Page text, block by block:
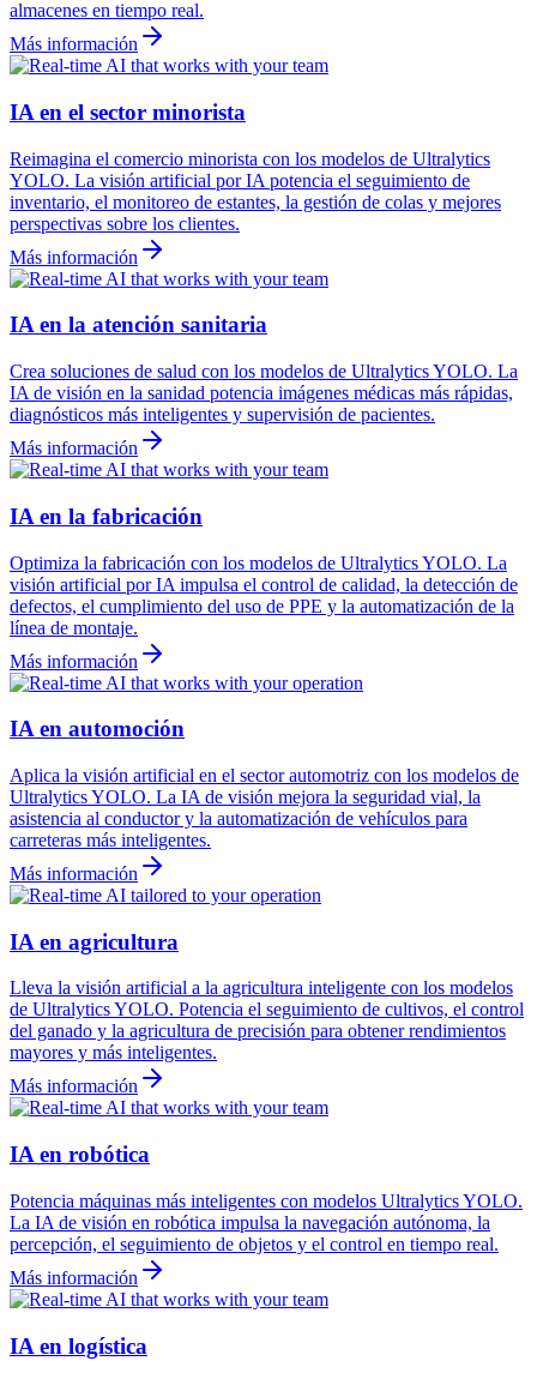
almacenes en tiempo real.
Más información
IA en el sector minorista
Reimagina el comercio minorista con los modelos de Ultralytics
YOLO. La visión artificial por IA potencia el seguimiento de
inventario, el monitoreo de estantes, la gestión de colas y mejores
perspectivas sobre los clientes.
Más información
IA en la atención sanitaria
Crea soluciones de salud con los modelos de Ultralytics YOLO. La
IA de visión en la sanidad potencia imágenes médicas más rápidas,
diagnósticos más inteligentes y supervisión de pacientes.
Más información
IA en la fabricación
Optimiza la fabricación con los modelos de Ultralytics YOLO. La
visión artificial por IA impulsa el control de calidad, la detección de
defectos, el cumplimiento del uso de PPE y la automatización de la
línea de montaje.
Más información
IA en automoción
Aplica la visión artificial en el sector automotriz con los modelos de
Ultralytics YOLO. La IA de visión mejora la seguridad vial, la
asistencia al conductor y la automatización de vehículos para
carreteras más inteligentes.
Más información
IA en agricultura
Lleva la visión artificial a la agricultura inteligente con los modelos
de Ultralytics YOLO. Potencia el seguimiento de cultivos, el control
del ganado y la agricultura de precisión para obtener rendimientos
mayores y más inteligentes.
Más información
IA en robótica
Potencia máquinas más inteligentes con modelos Ultralytics YOLO.
La IA de visión en robótica impulsa la navegación autónoma, la
percepción, el seguimiento de objetos y el control en tiempo real.
Más información
IA en logística